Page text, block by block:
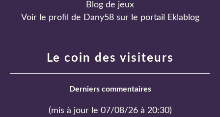
Blog de jeux
Voir le profil de Dany58sur le portail Eklablog
Le coin des visiteurs
Derniers commentaires
(mis à jour le 07/08/26 à 20:30)